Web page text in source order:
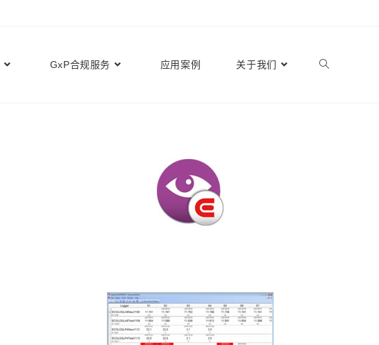
GxP合规服务 应用案例 关于我们